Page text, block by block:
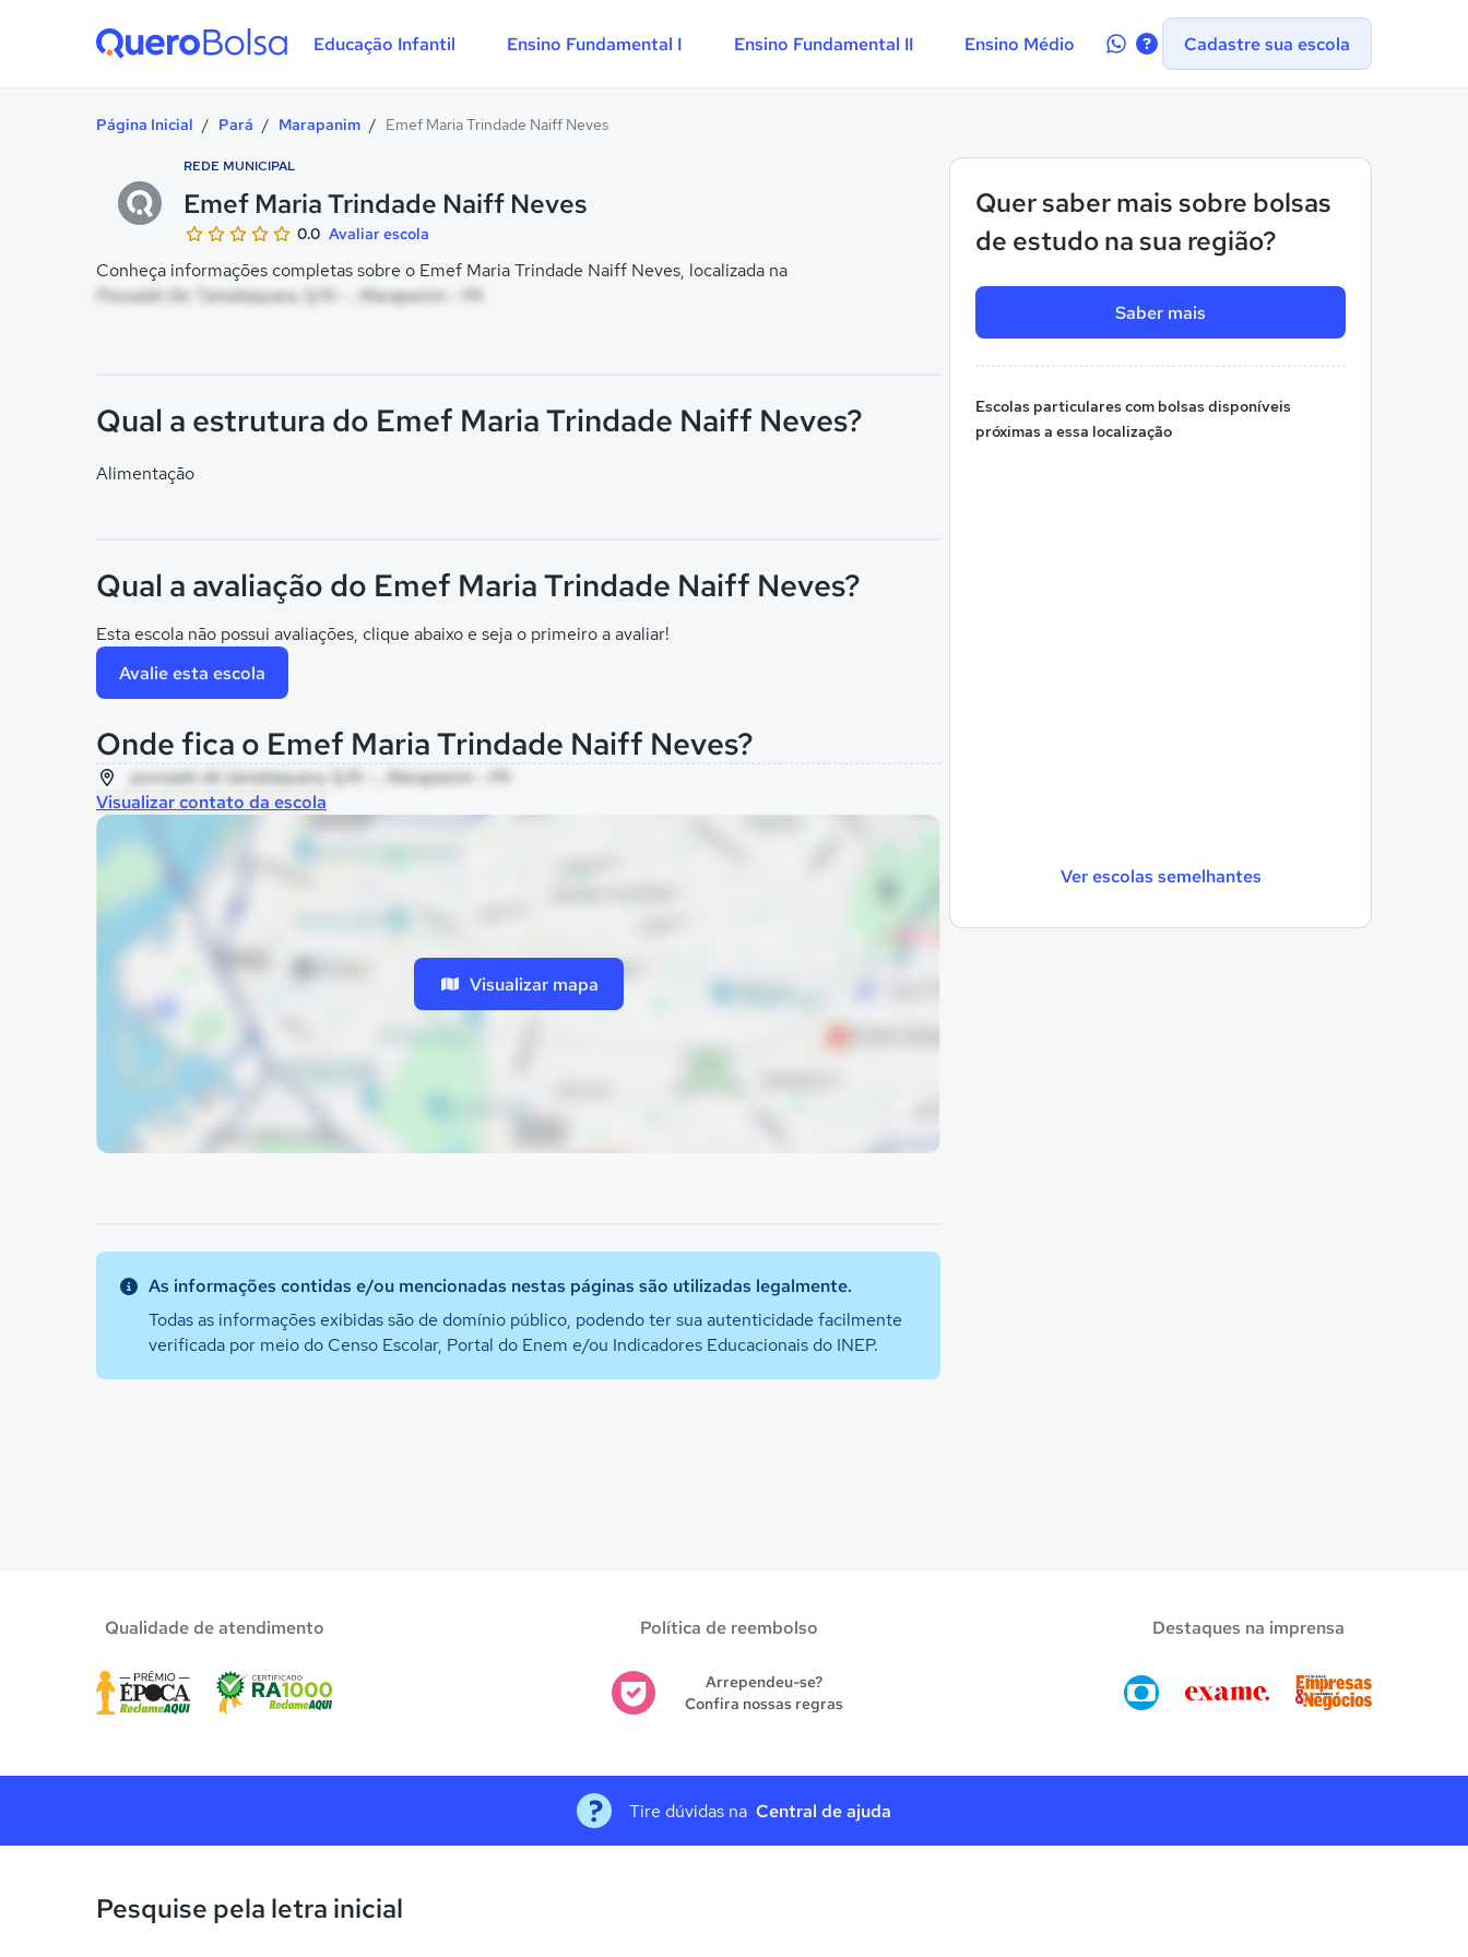
Educação Infantil Ensino Fundamental I Ensino Fundamental II Ensino Médio
Contate-Cadastre sua escola
Página Inicial / Pará / Marapanim / Emef Maria Trindade Naiff Neves
REDE MUNICIPAL
Emef Maria Trindade Naiff Neves
0.0 Avaliar escola
Conheça informações completas sobre o Emef Maria Trindade Naiff Neves, localizada na
Povoado De Tamataquara, S/N - , Marapanim - PA
Quer saber mais sobre bolsas
de estudo na sua região?
Saber mais
Escolas particulares com bolsas disponíveis
próximas a essa localização
Ver escolas semelhantes
Qual a estrutura do Emef Maria Trindade Naiff Neves?
Alimentação
Qual a avaliação do Emef Maria Trindade Naiff Neves?
Esta escola não possui avaliações, clique abaixo e seja o primeiro a avaliar!
Avalie esta escola
Onde fica o Emef Maria Trindade Naiff Neves?
povoado de tamataquara, S/N - , Marapanim - PA
Visualizar contato da escola
Visualizar mapa
As informações contidas e/ou mencionadas nestas páginas são utilizadas legalmente.
Todas as informações exibidas são de domínio público, podendo ter sua autenticidade facilmente
verificada por meio do Censo Escolar, Portal do Enem e/ou Indicadores Educacionais do INEP.
Qualidade de atendimento Política de reembolso
Arrependeu-se?
Confira nossas regras
Destaques na imprensa
Tire dúvidas na Central de ajuda
Pesquise pela letra inicial